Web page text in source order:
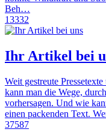
Beh…
13332
Ihr Artikel bei
Weit gestreute
kann man die Wege,
vorhersagen. Und wie
einen packenden Text.
37587